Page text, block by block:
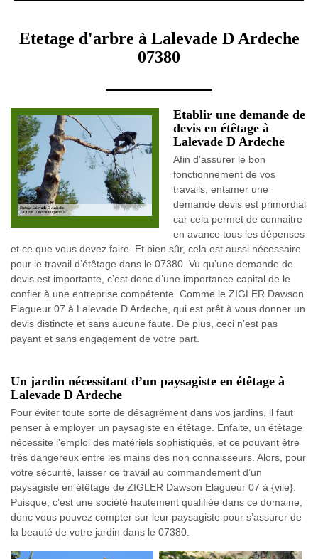
Etetage d'arbre à Lalevade D Ardeche
07380
Etablir une demande de
devis en étêtage à
Lalevade D Ardeche
Afin d’assurer le bon
fonctionnement de vos
travails, entamer une
demande devis est primordial
car cela permet de connaitre
en avance tous les dépenses
et ce que vous devez faire. Et bien sûr, cela est aussi nécessaire
pour le travail d’étêtage dans le 07380. Vu qu’une demande de
devis est importante, c’est donc d’une importance capital de le
confier à une entreprise compétente. Comme le ZIGLER Dawson
Elagueur 07 à Lalevade D Ardeche, qui est prêt à vous donner un
devis distincte et sans aucune faute. De plus, ceci n’est pas
payant et sans engagement de votre part.
Un jardin nécessitant d’un paysagiste en étêtage à
Lalevade D Ardeche
Pour éviter toute sorte de désagrément dans vos jardins, il faut
penser à employer un paysagiste en étêtage. Enfaite, un étêtage
nécessite l’emploi des matériels sophistiqués, et ce pouvant être
très dangereux entre les mains des non connaisseurs. Alors, pour
votre sécurité, laisser ce travail au commandement d’un
paysagiste en étêtage de ZIGLER Dawson Elagueur 07 à {vile}.
Puisque, c’est une société hautement qualifiée dans ce domaine,
donc vous pouvez compter sur leur paysagiste pour s’assurer de
la beauté de votre jardin dans le 07380.